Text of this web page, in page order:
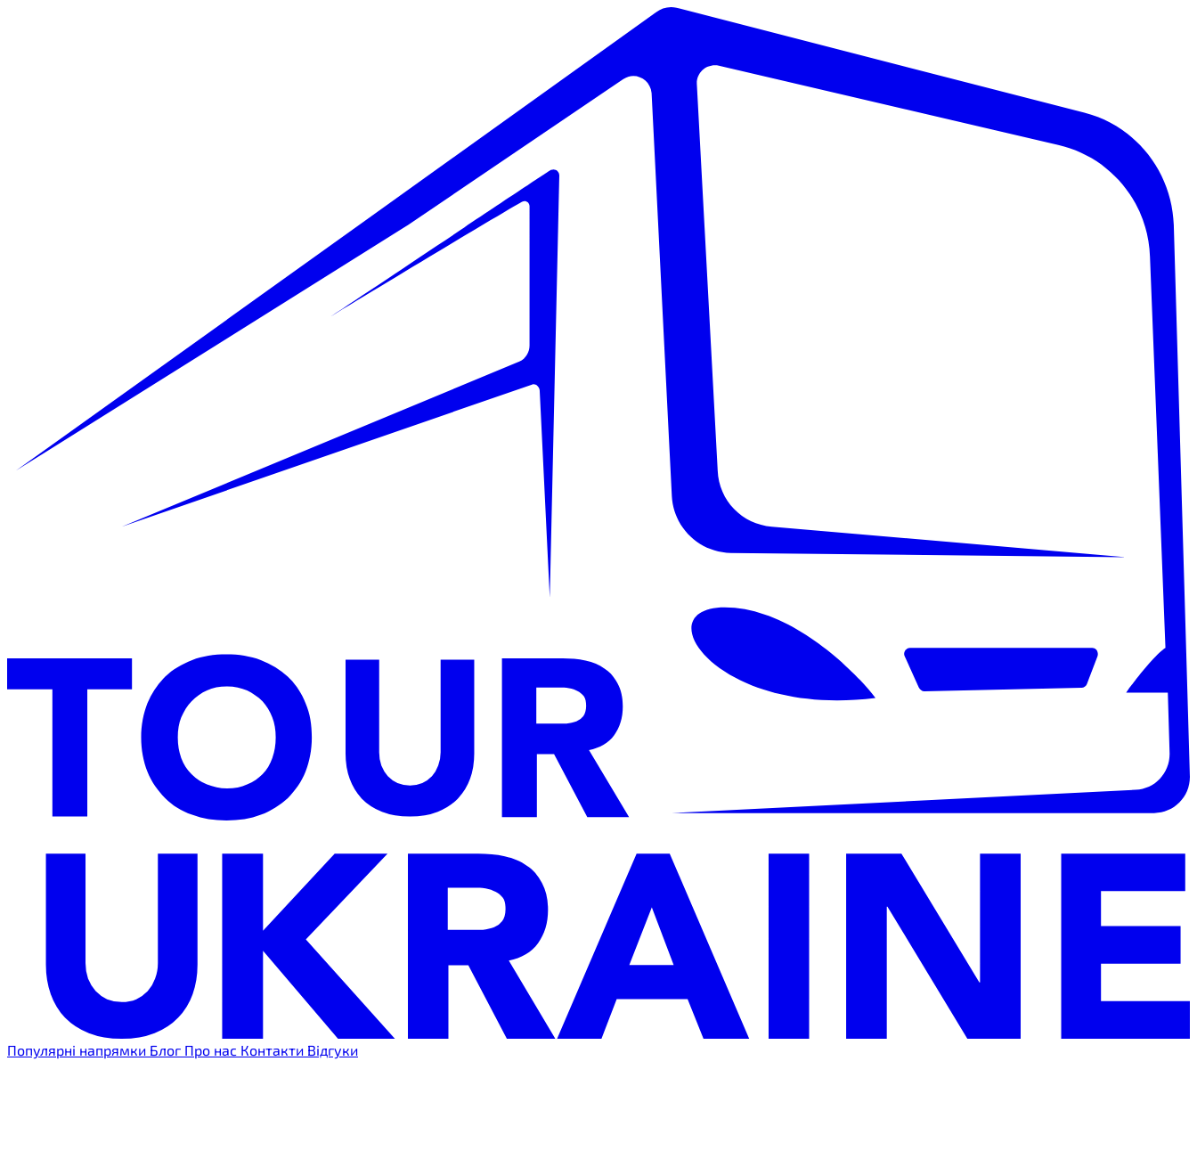
Популярні напрямки Блог Про нас Контакти Відгуки